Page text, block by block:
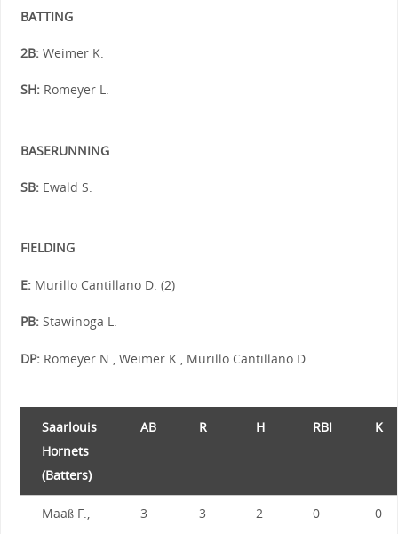
BATTING
2B:Weimer K.
SH:Romeyer L.
BASERUNNING
SB:Ewald S.
FIELDING
E:Murillo Cantillano D. (2)
PB:Stawinoga L.
DP:Romeyer N., Weimer K., Murillo Cantillano D.
Saarlouis
Hornets
(Batters)
AB R H RBI K
Maaß F.,
3 3 2 0 0